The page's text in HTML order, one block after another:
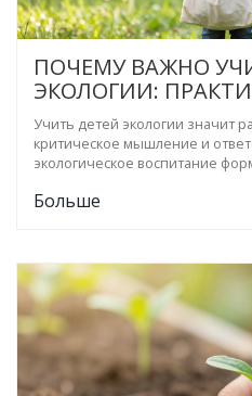
ПОЧЕМУ ВАЖНО
ЭКОЛОГИИ:
РУКОВОДСТВО ДЛЯ
Учить детей экологии значит
критическое мышление и
экологическое воспитание
Больше